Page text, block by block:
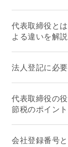
代表取締役と
よる違いを解説
法人登記に必
代表取締役の
節税のポイン
会社登録番号